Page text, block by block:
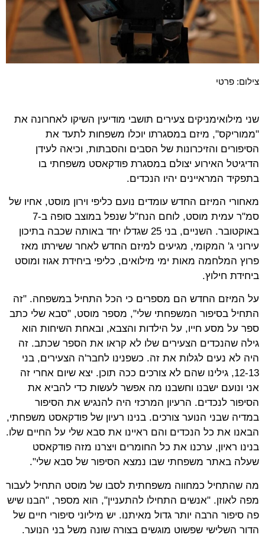
צילום: פרטי
שני מילואימניקים צעירים תושבי מודיעין השיקו לאחרונה את
"ממוריקס", מיזם במסגרתו יוכלו משפחות לתעד את
הסיפורים והזיכרונות של הסבים והסבתות, וכיאה לעידן
הדיגיטל האירוע יצולם במסגרת פודקאסט משפחתי בו
בתפקיד המראיינים יהיו הנכדים.
מאחורי המיזם החדש עומדים נועם כליפי וירון מוסט, אחיו של
סמ"ר עמית מוסט, לוחם הנח"ל שנפל במוצב סופה ב-7
באוקטובר. השניים, בני 25 שגדלו יחד באותה שכבה בתיכון
עירוני ג' המקומי, מגיעים למיזם החדש לאחר ששירתו מאז
פרוץ המלחמה מאות ימי מילואים, כליפי ביחידת אגוז ומוסט
ביחידת חילוץ.
על המיזם החדש הם מספרים כי הכל התחיל במשפחה. "זה
התחיל בסיפור המשפחתי שלי", מספר מוסט, "סבא שלי כתב
ספר על מסע חייו, על הילדות והצבא, ובאחת השיחות הוא
גילה שהנכדים הצעירים שלו לא קראו את הספר שכתב. זה
היה לא נעים לגלות את זה. כשפנינו לחבר'ה הצעירים, בני
12-13, גילינו שהם לא צורכים ככה תוכן. יצא שיום אחרי זה
אני ונועם ישבנו וחשבנו מה אפשר לעשות כדי להביא את
הסיפור לנכדים. הרעיון המרכזי היה להנגיש את הסיפור
במדיה שבני הנוער צורכים. בנינו רעיון של פודקאסט משפחתי,
הבאנו את כל הנכדים והם ראיינו את סבא שלי על החיים שלו.
בנינו ראיון, ערכנו את כל החומרים ויצרנו מזה פודקאסט
שעלה באתר משפחתי שבו נמצא הסיפור של סבא שלי".
מה שהתחיל כמחווה משפחתית לסבו של מוסט התחיל לעבור
מפה לאוזן. "אנשים התחילו להתעניין", הוא מספר, "הבנו שיש
פה סיפור הרבה יותר גדול מאיתנו. יש מיליוני סיפורי חיים של
הדור השלישי שפשוט מוגשים בצורה שונה משל בני הנוער.